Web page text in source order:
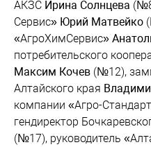
АКЗС Ирина Солнцева
Сервис» Юрий Матвейко
«АгроХимСервис»
потребительского
Максим Кочев (№12),
Алтайского края
компании «Агро-
гендиректор
(№17), руководитель